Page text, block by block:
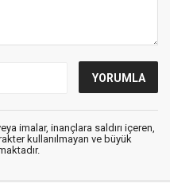
imalar, inançlara saldırı içeren,
kullanılmayan ve büyük